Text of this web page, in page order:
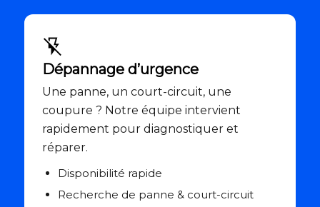
Dépannage d’urgence
Une panne, un court-circuit, une
coupure ? Notre équipe intervient
rapidement pour diagnostiquer et
réparer.
Disponibilité rapide
Recherche de panne & court-circuit